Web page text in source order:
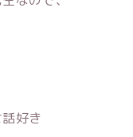
好き